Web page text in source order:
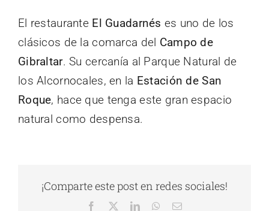
El restaurante El Guadarnés es uno de los
clásicos de la comarca del Campo de
Gibraltar. Su cercanía al Parque Natural de
los Alcornocales, en la Estación de San
Roque, hace que tenga este gran espacio
natural como despensa.
¡Comparte este post en redes sociales!
Facebook LinkedInWhatsApp
Correo